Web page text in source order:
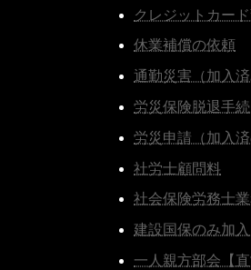
クレジットカー
休業補償の依頼
通勤災害（加入済
労災保険脱退手
労災申請（加入済
社労士顧問料
社会保険労務士
建設国保のみ加
一人親方部会【